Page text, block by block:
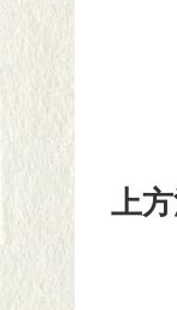
上